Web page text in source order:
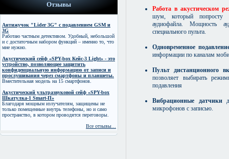
Отзывы
Антижучок "Lider 3G" с подавлением GSM и
3G
Работаю частным детективом. Удобный, небольшой
и с достаточным набором функций – именно то, что
мне нужно.
Акустический сейф «SPY-box Кейс-3 Light» - это
устройство, позволяющее защитить
конфиденциальную информацию от записи и
прослушивания через смартфоны и планшеты.
Вместительная модель на 15 смартфонов.
Акустический ультразвуковой сейф «SPY-box
Шкатулка-1 Smart-П»
Благодаря мощным излучателям, защищены не
только помещенные внутрь телефоны, но и само
пространство, в котором проводятся переговоры.
Все отзывы...
Работа в акустическом
шум, который попросту
аудиофайла. Мощность
специального пульта.
Одновременное
информации по каналам
Пульт дистанционного
позволяет выбирать
подавления
Вибрационные датчики
микрофонов с записью.